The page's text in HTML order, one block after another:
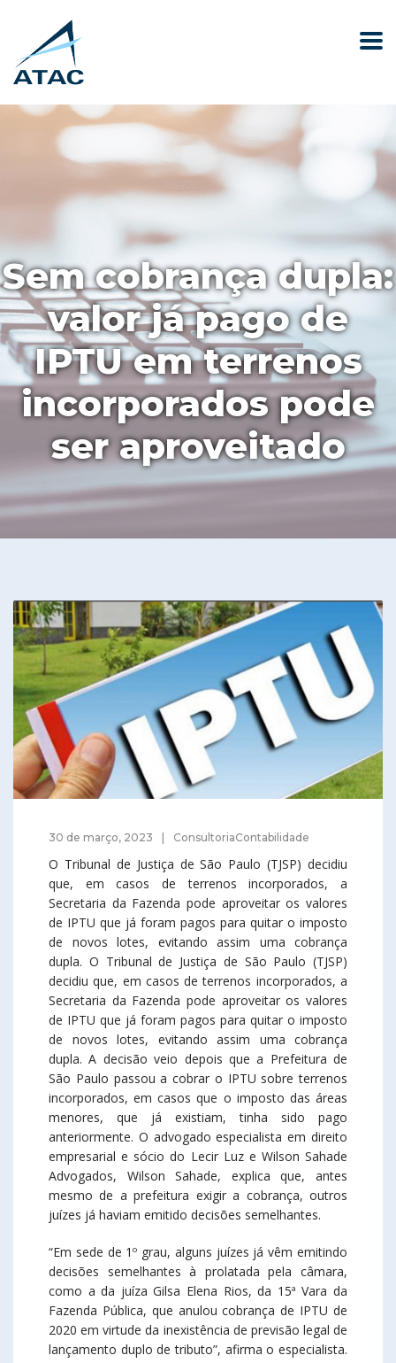
Sem cobrança dupla:
valor já pago de
IPTU em terrenos
incorporados pode
ser aproveitado
30 de março, 2023 ConsultoriaContabilidade
O Tribunal de Justiça de São Paulo (TJSP) decidiu
que, em casos de terrenos incorporados, a
Secretaria da Fazenda pode aproveitar os valores
de IPTU que já foram pagos para quitar o imposto
de novos lotes, evitando assim uma cobrança
dupla. O Tribunal de Justiça de São Paulo (TJSP)
decidiu que, em casos de terrenos incorporados, a
Secretaria da Fazenda pode aproveitar os valores
de IPTU que já foram pagos para quitar o imposto
de novos lotes, evitando assim uma cobrança
dupla. A decisão veio depois que a Prefeitura de
São Paulo passou a cobrar o IPTU sobre terrenos
incorporados, em casos que o imposto das áreas
menores, que já existiam, tinha sido pago
anteriormente. O advogado especialista em direito
empresarial e sócio do Lecir Luz e Wilson Sahade
Advogados, Wilson Sahade, explica que, antes
mesmo de a prefeitura exigir a cobrança, outros
juízes já haviam emitido decisões semelhantes.
“Em sede de 1º grau, alguns juízes já vêm emitindo
decisões semelhantes à prolatada pela câmara,
como a da juíza Gilsa Elena Rios, da 15ª Vara da
Fazenda Pública, que anulou cobrança de IPTU de
2020 em virtude da inexistência de previsão legal de
lançamento duplo de tributo”, afirma o especialista.